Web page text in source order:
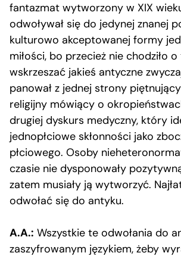
fantazmat wytworzony w XIX
odwoływał się do jedynej znanej
kulturowo akceptowanej formy
miłości, bo przecież nie chodziło
wskrzeszać jakieś antyczne
panował z jednej strony
religijny mówiący o
drugiej dyskurs medyczny, który
jednopłciowe skłonności jako
płciowego. Osoby
czasie nie dysponowały
zatem musiały ją wytworzyć.
odwołać się do antyku.
A.A.: Wszystkie te odwołania do
zaszyfrowanym językiem, żeby